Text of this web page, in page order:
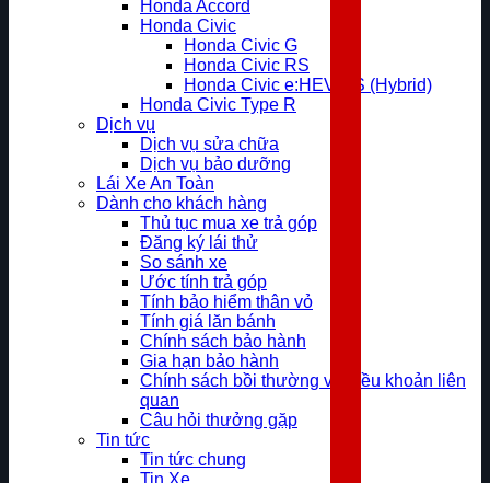
Honda Accord
Honda Civic
Honda Civic G
Honda Civic RS
Honda Civic e:HEV RS (Hybrid)
Honda Civic Type R
Dịch vụ
Dịch vụ sửa chữa
Dịch vụ bảo dưỡng
Lái Xe An Toàn
Dành cho khách hàng
Thủ tục mua xe trả góp
Đăng ký lái thử
So sánh xe
Ước tính trả góp
Tính bảo hiểm thân vỏ
Tính giá lăn bánh
Chính sách bảo hành
Gia hạn bảo hành
Chính sách bồi thường và điều khoản liên
quan
Câu hỏi thưởng gặp
Tin tức
Tin tức chung
Tin Xe